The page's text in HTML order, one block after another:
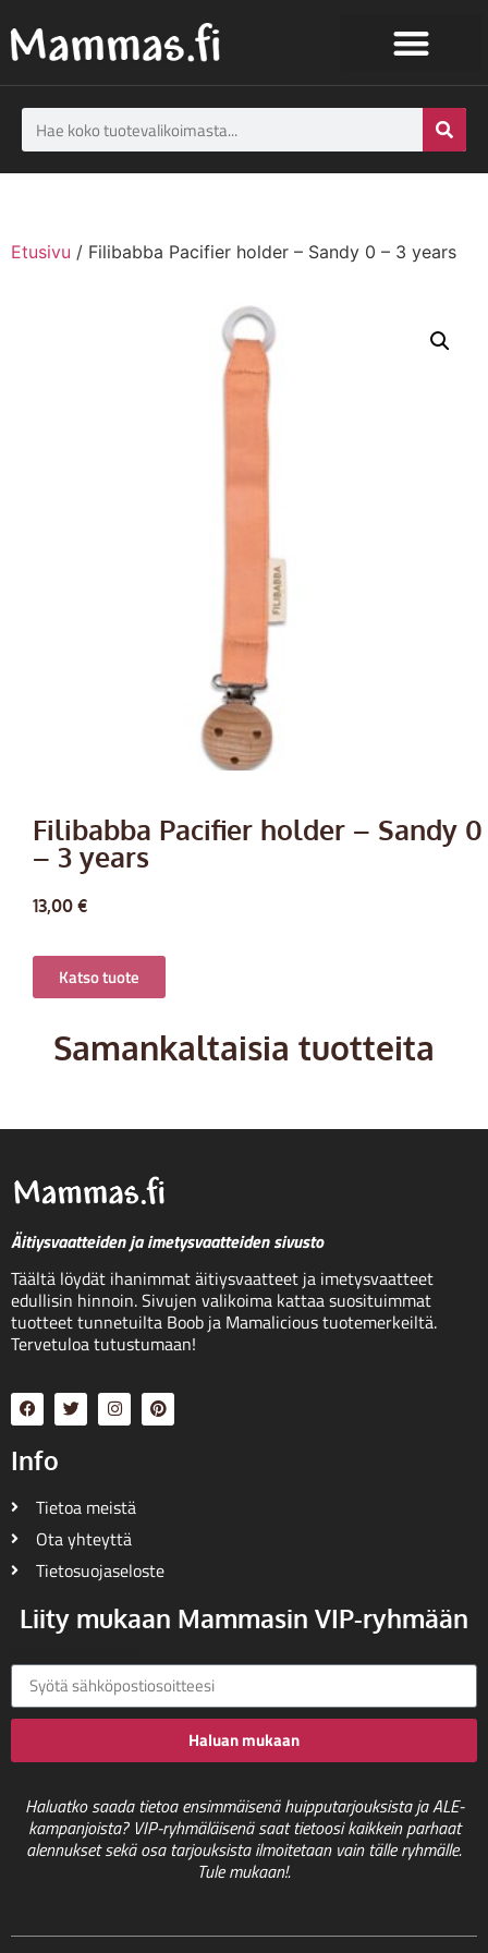
Etusivu / Filibabba Pacifier holder – Sandy 0 – 3 years
Filibabba Pacifier holder – Sandy 0
– 3 years
13,00 €
Katso tuote
Samankaltaisia tuotteita
Äitiysvaatteiden ja imetysvaatteiden sivusto
Täältä löydät ihanimmat äitiysvaatteet ja imetysvaatteet
edullisin hinnoin. Sivujen valikoima kattaa suosituimmat
tuotteet tunnetuilta Boob ja Mamalicious tuotemerkeiltä.
Tervetuloa tutustumaan!
Info
Tietoa meistä
Ota yhteyttä
Tietosuojaseloste
Liity mukaan Mammasin VIP-ryhmään
Haluan mukaan
Haluatko saada tietoa ensimmäisenä huipputarjouksista ja ALE-
kampanjoista? VIP-ryhmäläisenä saat tietoosi kaikkein parhaat
alennukset sekä osa tarjouksista ilmoitetaan vain tälle ryhmälle.
Tule mukaan!.